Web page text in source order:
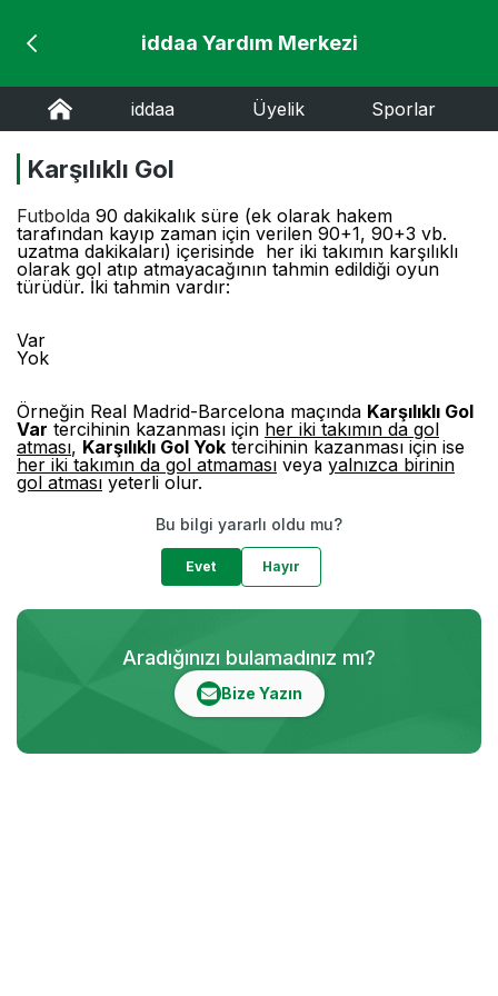
iddaa Yardım Merkezi
iddaa Üyelik Sporlar
Karşılıklı Gol
Futbolda 90 dakikalık süre (ek olarak hakem
tarafından kayıp zaman için verilen 90+1, 90+3 vb.
uzatma dakikaları) içerisinde her iki takımın karşılıklı
olarak gol atıp atmayacağının tahmin edildiği oyun
türüdür. İki tahmin vardır:
Var
Yok
Örneğin Real Madrid-Barcelona maçında Karşılıklı Gol
Var tercihinin kazanması için her iki takımın da gol
atması, Karşılıklı Gol Yok tercihinin kazanması için ise
her iki takımın da gol atmaması veya yalnızca birinin
gol atması yeterli olur.
Bu bilgi yararlı oldu mu?
Evet Hayır
Aradığınızı bulamadınız mı?
Bize Yazın